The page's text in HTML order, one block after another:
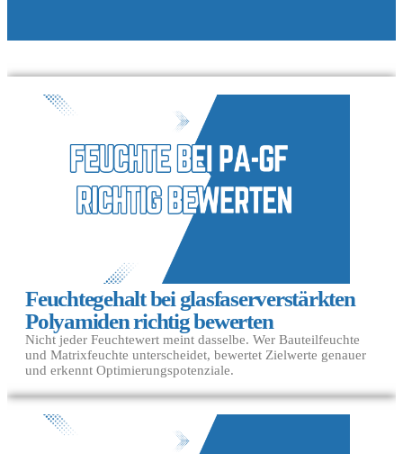
Feuchtegehalt bei glasfaserverstärkten
Polyamiden richtig bewerten
Nicht jeder Feuchtewert meint dasselbe. Wer Bauteilfeuchte
und Matrixfeuchte unterscheidet, bewertet Zielwerte genauer
und erkennt Optimierungspotenziale.